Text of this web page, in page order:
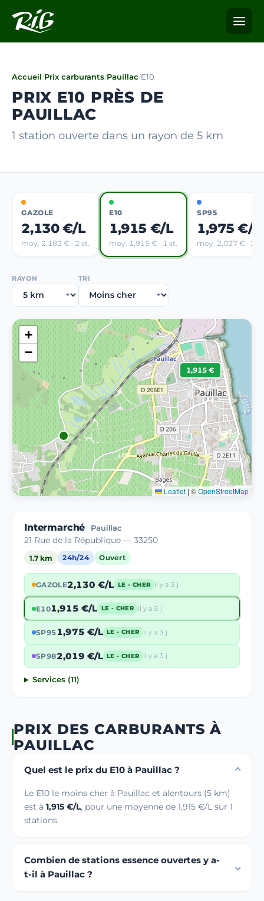
Accueil/Prix carburants/Pauillac/E10
PRIX E10 PRÈS DE
PAUILLAC
1 station ouverte dans un rayon de 5 km
GAZOLE
2,130 €/L
moy. 2,182 € · 2 st.
E10
1,915 €/L
moy. 1,915 € · 1 st.
SP95
1,975 €/L
moy. 2,027 € · 2
RAYON TRI
1,915 €
+
−
Leaflet | ©OpenStreetMap
Intermarché Pauillac
21 Rue de la République — 33250
1.7 km 24h/24 Ouvert
GAZOLE2,130 €/L LE - CHER il y a 3 j
E101,915 €/L LE - CHER il y a 5 j
SP951,975 €/L LE - CHER il y a 3 j
SP982,019 €/L LE - CHER il y a 3 j
Services (11)
PRIX DES CARBURANTS À
PAUILLAC
Quel est le prix du E10 à Pauillac ?
Le E10 le moins cher à Pauillac et alentours (5 km)
est à 1,915 €/L, pour une moyenne de 1,915 €/L sur 1
stations.
Combien de stations essence ouvertes y a-
t-il à Pauillac ?